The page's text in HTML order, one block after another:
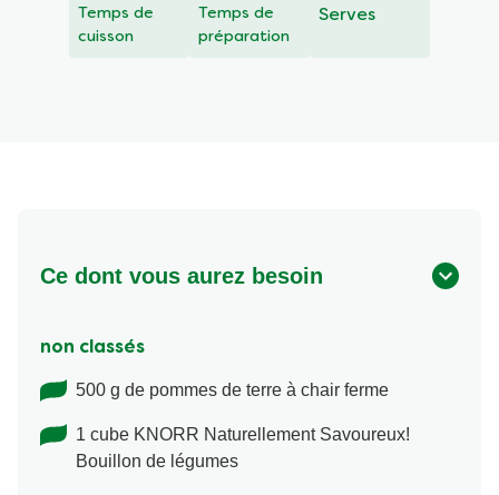
Temps de
cuisson
Temps de
préparation
Serves
Ce dont vous aurez besoin
non classés
500 g de pommes de terre à chair ferme
1 cube KNORR Naturellement Savoureux!
Bouillon de légumes